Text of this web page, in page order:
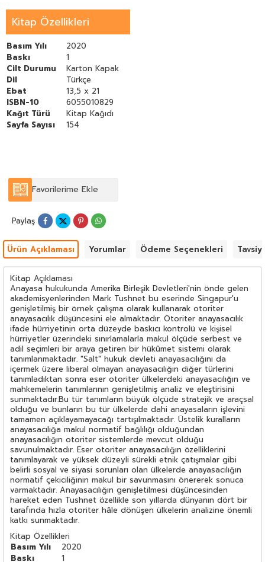
olduğu ve bunların bu tür ülkelerde dahi anayasaların işlevini
tamamen açıklayamayacağı tartışılmaktadır. Üstelik kuralların
anayasacılığa makul normatif bağlılığı olduğundan
anayasacılığın otoriter sistemlerde mevcut olduğu
savunulmaktadır. Eser otoriter anayasacılığın özelliklerini
tanımlayarak ve yüksek düzeyli sürekli etnik çatışmalar gibi
belirli sosyal ve siyasi sorunları olan ülkelerde anayasacılığın
normatif çekiciliğinin makul bir savunmasını önererek sonuca
varmaktadır. Anayasacılığın genişletilmesi düşüncesinden
hareket eden Tushnet özellikle son yıllarda dünyanın dört bir
tarafında hızla otoriter hâle dönüşen ülkelerin analizine önemli
katkı sunmaktadır.
Kitap Özellikleri
Basım Yılı
2020
Baskı
1
Cilt Durumu
Karton Kapak
Dil
Türkçe
Ebat
13,5 x 21
ISBN-10
6055010829
Kağıt Türü
Kitap Kağıdı
Sayfa Sayısı
154
Favorilerime Ekle
Paylaş
Ürün Açıklaması Yorumlar Ödeme Seçenekleri
Kitap Açıklaması
Anayasa hukukunda Amerika Birleşik Devletleri'nin önde gelen
akademisyenlerinden Mark Tushnet bu eserinde Singapur'u
genişletilmiş bir örnek çalışma olarak kullanarak otoriter
anayasacılık düşüncesini ele almaktadır. Otoriter anayasacılık
ifade hürriyetinin orta düzeyde baskıcı kontrolü ve kişisel
hürriyetler üzerindeki sınırlamalarla makul ölçüde serbest ve
adil seçimleri bir araya getiren bir hükûmet sistemi olarak
tanımlanmaktadır. "Salt" hukuk devleti anayasacılığını da
içermek üzere liberal olmayan anayasacılığın diğer türlerini
tanımladıktan sonra eser otoriter ülkelerdeki anayasacılığın ve
mahkemelerin tanımlarının genişletilmiş analiz ve eleştirisini
sunmaktadır.Bu tür tanımların büyük ölçüde stratejik ve araçsal
olduğu ve bunların bu tür ülkelerde dahi anayasaların işlevini
tamamen açıklayamayacağı tartışılmaktadır. Üstelik kuralların
anayasacılığa makul normatif bağlılığı olduğundan
anayasacılığın otoriter sistemlerde mevcut olduğu
savunulmaktadır. Eser otoriter anayasacılığın özelliklerini
tanımlayarak ve yüksek düzeyli sürekli etnik çatışmalar gibi
belirli sosyal ve siyasi sorunları olan ülkelerde anayasacılığın
normatif çekiciliğinin makul bir savunmasını önererek sonuca
varmaktadır. Anayasacılığın genişletilmesi düşüncesinden
hareket eden Tushnet özellikle son yıllarda dünyanın dört bir
tarafında hızla otoriter hâle dönüşen ülkelerin analizine önemli
katkı sunmaktadır.
Kitap Özellikleri
Basım Yılı
2020
Baskı
1